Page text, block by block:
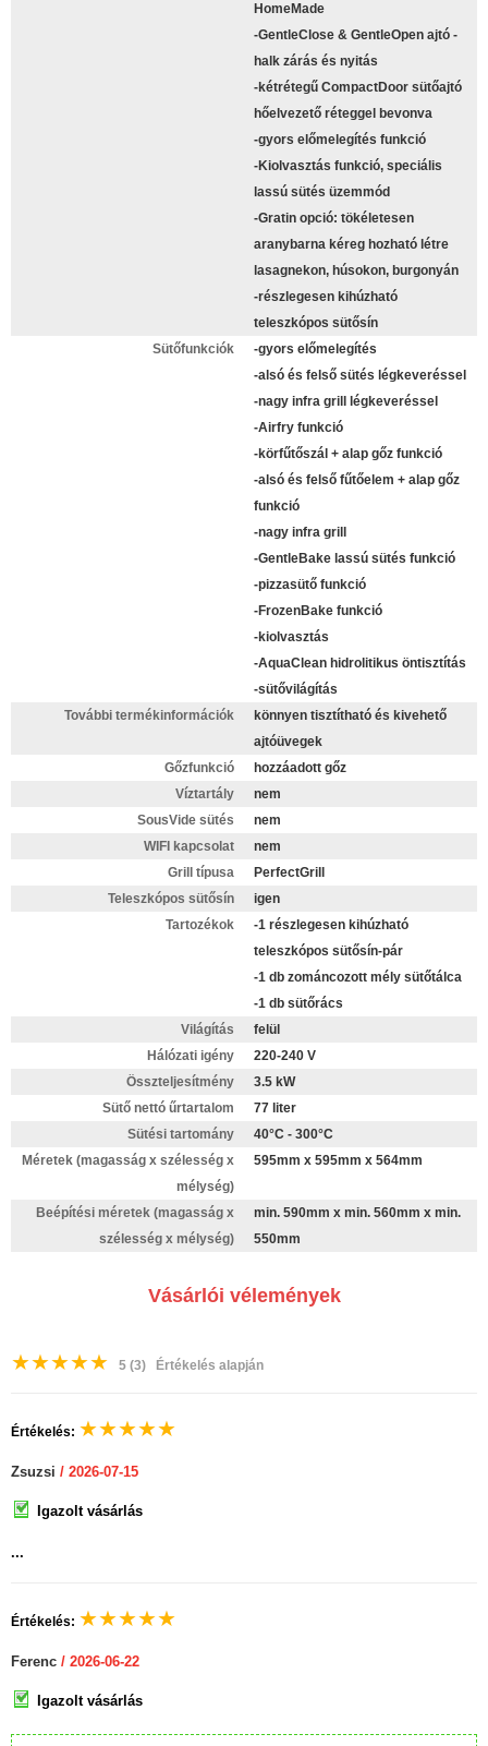
HomeMade
-GentleClose & GentleOpen ajtó -
halk zárás és nyitás
-kétrétegű CompactDoor sütőajtó
hőelvezető réteggel bevonva
-gyors előmelegítés funkció
-Kiolvasztás funkció, speciális
lassú sütés üzemmód
-Gratin opció: tökéletesen
aranybarna kéreg hozható létre
lasagnekon, húsokon, burgonyán
-részlegesen kihúzható
teleszkópos sütősín
Sütőfunkciók
-gyors előmelegítés
-alsó és felső sütés légkeveréssel
-nagy infra grill légkeveréssel
-Airfry funkció
-körfűtőszál + alap gőz funkció
-alsó és felső fűtőelem + alap gőz
funkció
-nagy infra grill
-GentleBake lassú sütés funkció
-pizzasütő funkció
-FrozenBake funkció
-kiolvasztás
-AquaClean hidrolitikus öntisztítás
-sütővilágítás
További termékinformációk
könnyen tisztítható és kivehető
ajtóüvegek
Gőzfunkció
hozzáadott gőz
Víztartály
nem
SousVide sütés
nem
WIFI kapcsolat
nem
Grill típusa
PerfectGrill
Teleszkópos sütősín
igen
Tartozékok
-1 részlegesen kihúzható
teleszkópos sütősín-pár
-1 db zománcozott mély sütőtálca
-1 db sütőrács
Világítás
felül
Hálózati igény
220-240 V
Összteljesítmény
3.5 kW
Sütő nettó űrtartalom
77 liter
Sütési tartomány
40°C - 300°C
Méretek (magasság x szélesség x
mélység)
595mm x 595mm x 564mm
Beépítési méretek (magasság x
szélesség x mélység)
min. 590mm x min. 560mm x min.
550mm
Vásárlói vélemények
★★★★★ 5 (3) Értékelés alapján
Értékelés: ★★★★★
Zsuzsi / 2026-07-15
Igazolt vásárlás
...
Értékelés: ★★★★★
Ferenc / 2026-06-22
Igazolt vásárlás